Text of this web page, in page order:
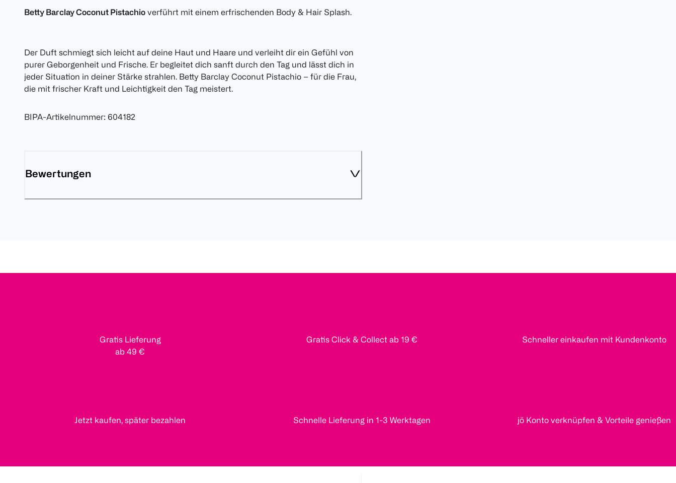
Betty Barclay Coconut Pistachio verführt mit einem erfrischenden Body & Hair Splash.
Der Duft schmiegt sich leicht auf deine Haut und Haare und verleiht dir ein Gefühl von
purer Geborgenheit und Frische. Er begleitet dich sanft durch den Tag und lässt dich in
jeder Situation in deiner Stärke strahlen. Betty Barclay Coconut Pistachio – für die Frau,
die mit frischer Kraft und Leichtigkeit den Tag meistert.
BIPA-Artikelnummer: 604182
Bewertungen
Gratis Lieferung
ab 49 €
Gratis Click & Collect ab 19 € Schneller einkaufen mit Kundenkonto
Jetzt kaufen, später bezahlen Schnelle Lieferung in 1-3 Werktagen jö Konto verknüpfen & Vorteile genießen